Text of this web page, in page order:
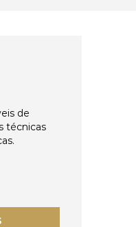
de
técnicas